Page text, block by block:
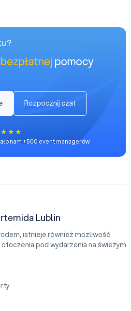
bezpłatnejpomocy
Rozpocznij czat
nam +500 event managerów
Lublin
istnieje również możliwość
pod wydarzenia na świeżym